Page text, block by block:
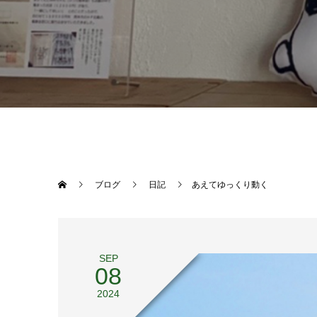
ブログ 日記 あえてゆっくり動く
SEP
08
2024